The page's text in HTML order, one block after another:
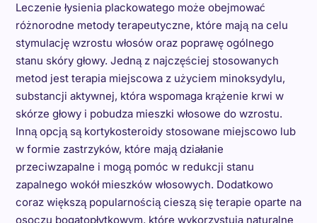
Leczenie łysienia plackowatego może obejmować
różnorodne metody terapeutyczne, które mają na celu
stymulację wzrostu włosów oraz poprawę ogólnego
stanu skóry głowy. Jedną z najczęściej stosowanych
metod jest terapia miejscowa z użyciem minoksydylu,
substancji aktywnej, która wspomaga krążenie krwi w
skórze głowy i pobudza mieszki włosowe do wzrostu.
Inną opcją są kortykosteroidy stosowane miejscowo lub
w formie zastrzyków, które mają działanie
przeciwzapalne i mogą pomóc w redukcji stanu
zapalnego wokół mieszków włosowych. Dodatkowo
coraz większą popularnością cieszą się terapie oparte na
osoczu bogatopłytkowym, które wykorzystują naturalne